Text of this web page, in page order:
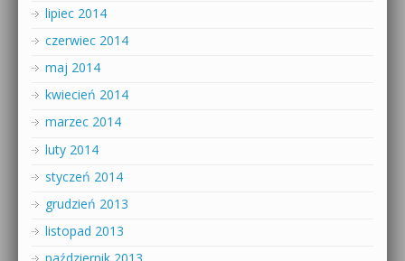
lipiec 2014
czerwiec 2014
maj 2014
kwiecień 2014
marzec 2014
luty 2014
styczeń 2014
grudzień 2013
listopad 2013